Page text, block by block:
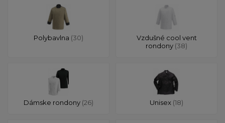
Polybavlna (30)
Vzdušné cool vent
rondony (38)
Dámske rondony (26) Unisex (18)